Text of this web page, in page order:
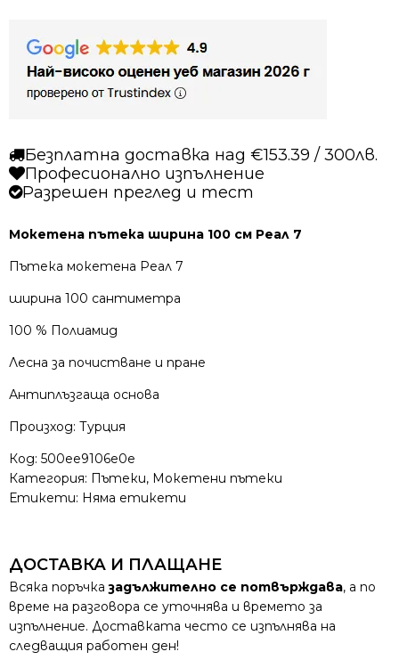
Безплатна доставка над €153.39 / 300лв.
Професионално изпълнение
Разрешен преглед и тест
Мокетена пътека ширина 100 см Реал 7
Пътека мокетена Реал 7
ширина 100 сантиметра
100 % Полиамид
Лесна за почистване и пране
Антиплъзгаща основа
Произход: Турция
Код: 500ee9106e0e
Категория: Пътеки, Мокетени пътеки
Етикети: Няма етикети
ДОСТАВКА И ПЛАЩАНЕ
Всяка поръчказадължително се потвърждава, а по
време на разговора се уточнява и времето за
изпълнение. Доставката често се изпълнява на
следващия работен ден!